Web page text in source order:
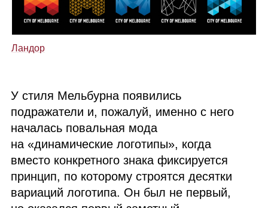
Ландор
У стиля Мельбурна появились
подражатели и, пожалуй, именно с него
началась повальная мода
на «динамические логотипы», когда
вместо конкретного знака фиксируется
принцип, по которому строятся десятки
вариаций логотипа. Он был не первый,